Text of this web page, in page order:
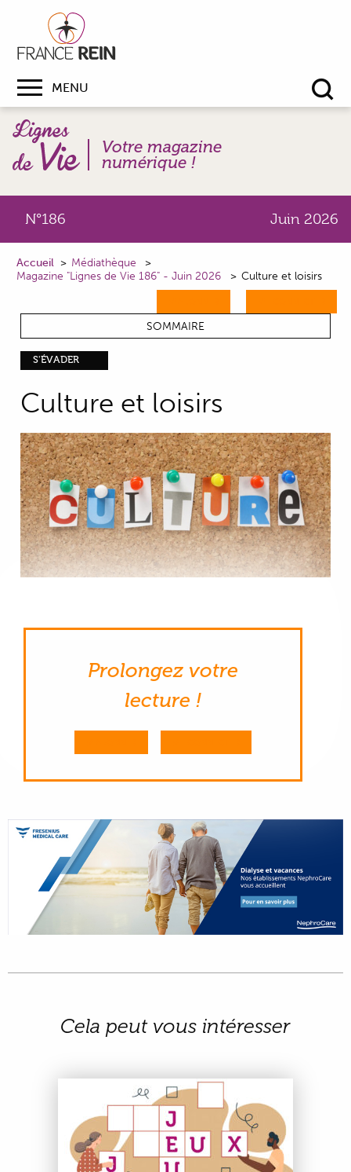
MENU
Votre magazine
numérique !
N°186 Juin 2026
Accueil
Médiathèque
Magazine "Lignes de Vie 186" - Juin 2026
Culture et loisirs
SOMMAIRE
S'ÉVADER
Culture et loisirs
Prolongez votre
lecture !
Cela peut vous intéresser